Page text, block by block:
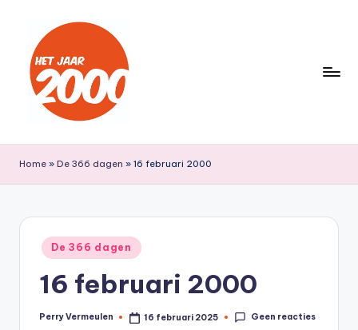
inhoud
e
t
J
lang
jaar
2000
Home » De 366 dagen » 16 februari 2000
Geplaatst
in
De 366 dagen
16 februari 2000
Geplaatst
Perry Vermeulen 16 februari 2025 Geen reacties